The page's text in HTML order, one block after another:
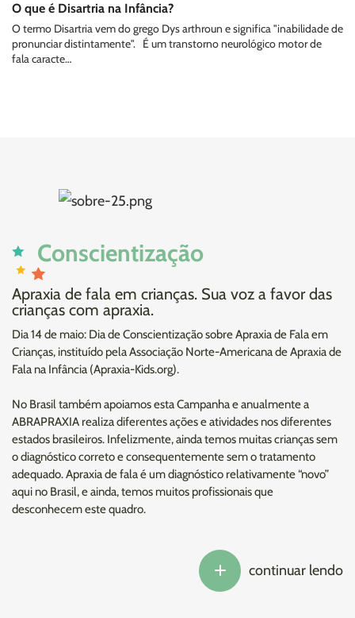
O que é Disartria na Infância?
O termo Disartria vem do grego Dys arthroun e significa "inabilidade de
pronunciar distintamente". É um transtorno neurológico motor de
fala caracte…
Conscientização
Apraxia de fala em crianças. Sua voz a favor das
crianças com apraxia.
Dia 14 de maio: Dia de Conscientização sobre Apraxia de Fala em
Crianças, instituído pela Associação Norte-Americana de Apraxia de
Fala na Infância (Apraxia-Kids.org).
No Brasil também apoiamos esta Campanha e anualmente a
ABRAPRAXIA realiza diferentes ações e atividades nos diferentes
estados brasileiros. Infelizmente, ainda temos muitas crianças sem
o diagnóstico correto e consequentemente sem o tratamento
adequado. Apraxia de fala é um diagnóstico relativamente “novo”
aqui no Brasil, e ainda, temos muitos profissionais que
desconhecem este quadro.
continuar lendo